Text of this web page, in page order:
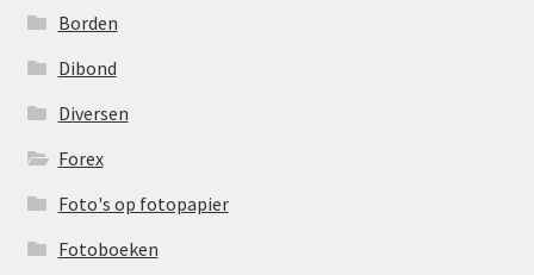
Borden
Dibond
Diversen
Forex
Foto's op fotopapier
Fotoboeken